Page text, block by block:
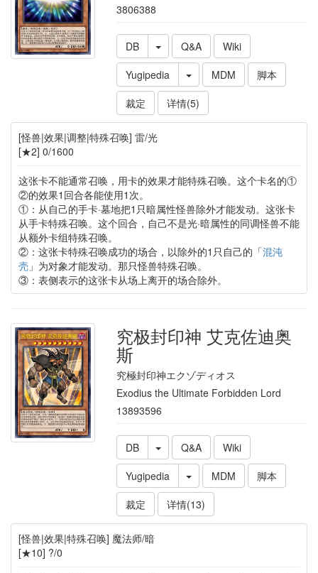
3806388
DB Q&A
Wiki
Yugipedia
MDM
脚本
裁定
详情(5)
[怪兽|效果|调整|特殊召唤] 雷/光
[★2] 0/1600
这张卡不能通常召唤，用卡的效果才能特殊召唤。这个卡名的①
②的效果1回合各能使用1次。
①：从自己的手卡·墓地把1只暗属性怪兽除外才能发动。这张卡
从手卡特殊召唤。这个回合，自己不是光·暗属性的同调怪兽不能
从额外卡组特殊召唤。
②：这张卡特殊召唤成功的场合，以除外的1只自己的「混沌
壳」为对象才能发动。那只怪兽特殊召唤。
③：表侧表示的这张卡从场上离开的场合除外。
究极封印神 艾克佐迪奥
斯
究極封印神エクゾディオス
Exodius the Ultimate Forbidden Lord
13893596
DB Q&A
Wiki
Yugipedia
MDM
脚本
裁定
详情(13)
[怪兽|效果|特殊召唤] 魔法师/暗
[★10] ?/0